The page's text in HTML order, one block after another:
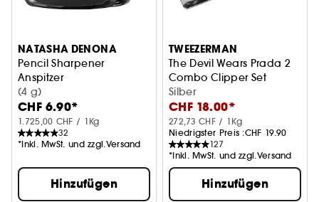
NATASHA DENONA
Pencil Sharpener
Anspitzer
(4 g)
CHF 6.90*
1.725,00 CHF / 1Kg
32
*Inkl. MwSt. und zzgl.Versand
Hinzufügen
TWEEZERMAN
The Devil Wears Prada 2
Combo Clipper Set
Nagelknipser-Set
Silber
CHF 18.00*
272,73 CHF / 1Kg
Niedrigster Preis :CHF 19.90
127
*Inkl. MwSt. und zzgl.Versand
Hinzufügen